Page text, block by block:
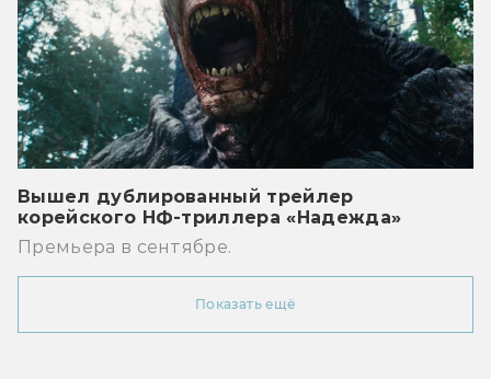
Вышел дублированный трейлер
корейского НФ-триллера «Надежда»
Премьера в сентябре.
Показать ещё